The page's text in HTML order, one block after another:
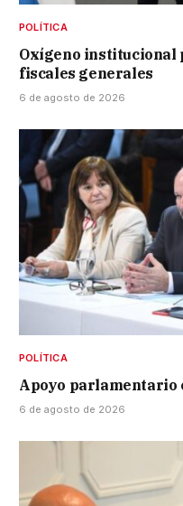
POLÍTICA
Oxígeno institucional
fiscales generales
6 de agosto de 2026
POLÍTICA
Apoyo
6 de agosto de 2026